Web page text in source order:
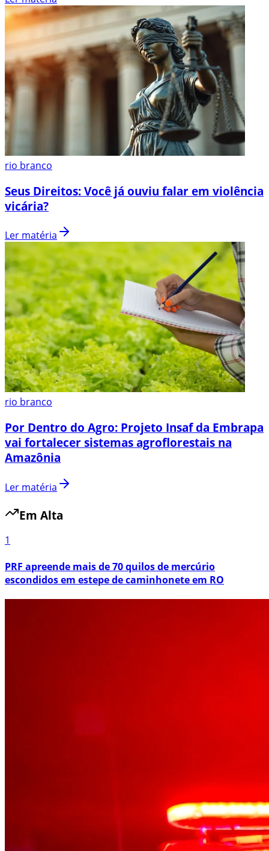
rio branco
Seus Direitos: Você já ouviu falar em violência
vicária?
Ler matéria
rio branco
Por Dentro do Agro: Projeto Insaf da Embrapa
vai fortalecer sistemas agroflorestais na
Amazônia
Ler matéria
Em Alta
1
PRF apreende mais de 70 quilos de mercúrio
escondidos em estepe de caminhonete em RO